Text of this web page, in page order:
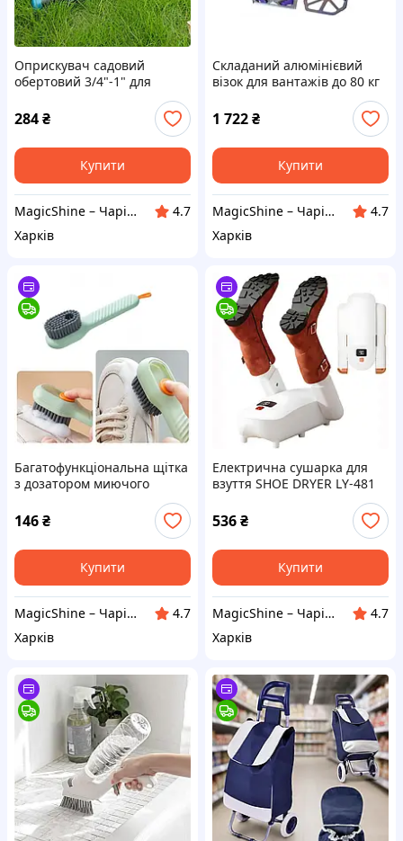
Оприскувач садовий
обертовий 3/4"-1" для
284₴
Купити
MagicShine – Чарівне сяйво у кожному виробі
4.7
Харків
Складаний алюмінієвий
візок для вантажів до 80 кг
1 722₴
Купити
MagicShine – Чарівне сяйво у кожному виробі
4.7
Харків
Багатофункціональна щітка
з дозатором миючого
засобу для кухні та взуття
17 см
146₴
Купити
MagicShine – Чарівне сяйво у кожному виробі
4.7
Харків
Електрична сушарка для
взуття SHOE DRYER LY-481
300 Вт, 4 режими таймера,
складана
536₴
Купити
MagicShine – Чарівне сяйво у кожному виробі
4.7
Харків